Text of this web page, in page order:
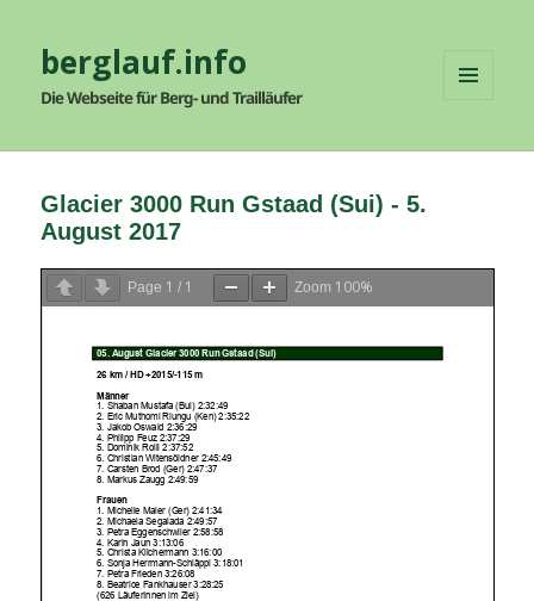
berglauf.info
Die Webseite für Berg- und Trailläufer
WIDGETS
Glacier 3000 Run Gstaad (Sui) - 5.
August 2017
Page 1 / 1 Zoom 100%